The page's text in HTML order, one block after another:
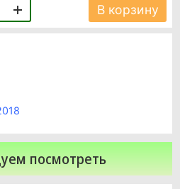
В корзину
посмотреть